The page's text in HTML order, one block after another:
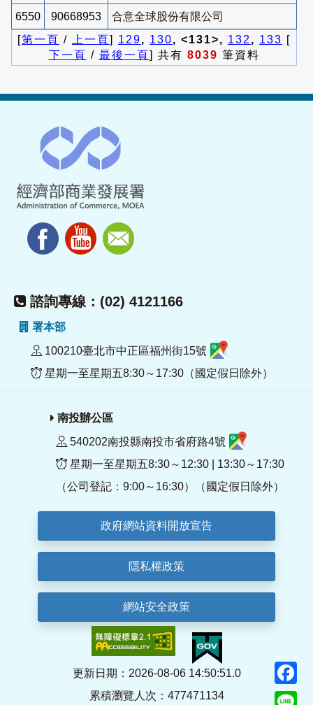
6550 90668953
合意全球股份有限公司
[第一頁 / 上一頁] 129, 130, <131>, 132 , 133 [
下一頁 / 最後一頁] 共有 8039 筆資料
諮詢專線：(02) 4121166
署本部
100210臺北市中正區福州街15號
星期一至星期五8:30～17:30（國定假日除外）
南投辦公區
540202南投縣南投市省府路4號
星期一至星期五8:30～12:30 | 13:30～17:30
（公司登記：9:00～16:30）（國定假日除外）
政府網站資料開放宣告
隱私權政策
網站安全政策
更新日期：2026-08-06 14:50:51.0
累積瀏覽人次：477471134